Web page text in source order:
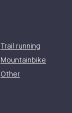
Trail running
Mountainbike
Other